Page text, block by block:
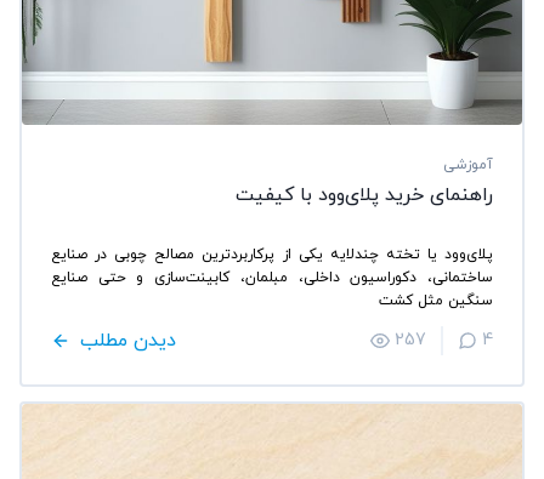
آموزشی
راهنمای خرید پلای‌وود با کیفیت
پلای‌وود یا تخته چندلایه یکی از پرکاربردترین مصالح چوبی در صنایع
ساختمانی، دکوراسیون داخلی، مبلمان، کابینت‌سازی و حتی صنایع
سنگین مثل کشت
دیدن مطلب 257 4